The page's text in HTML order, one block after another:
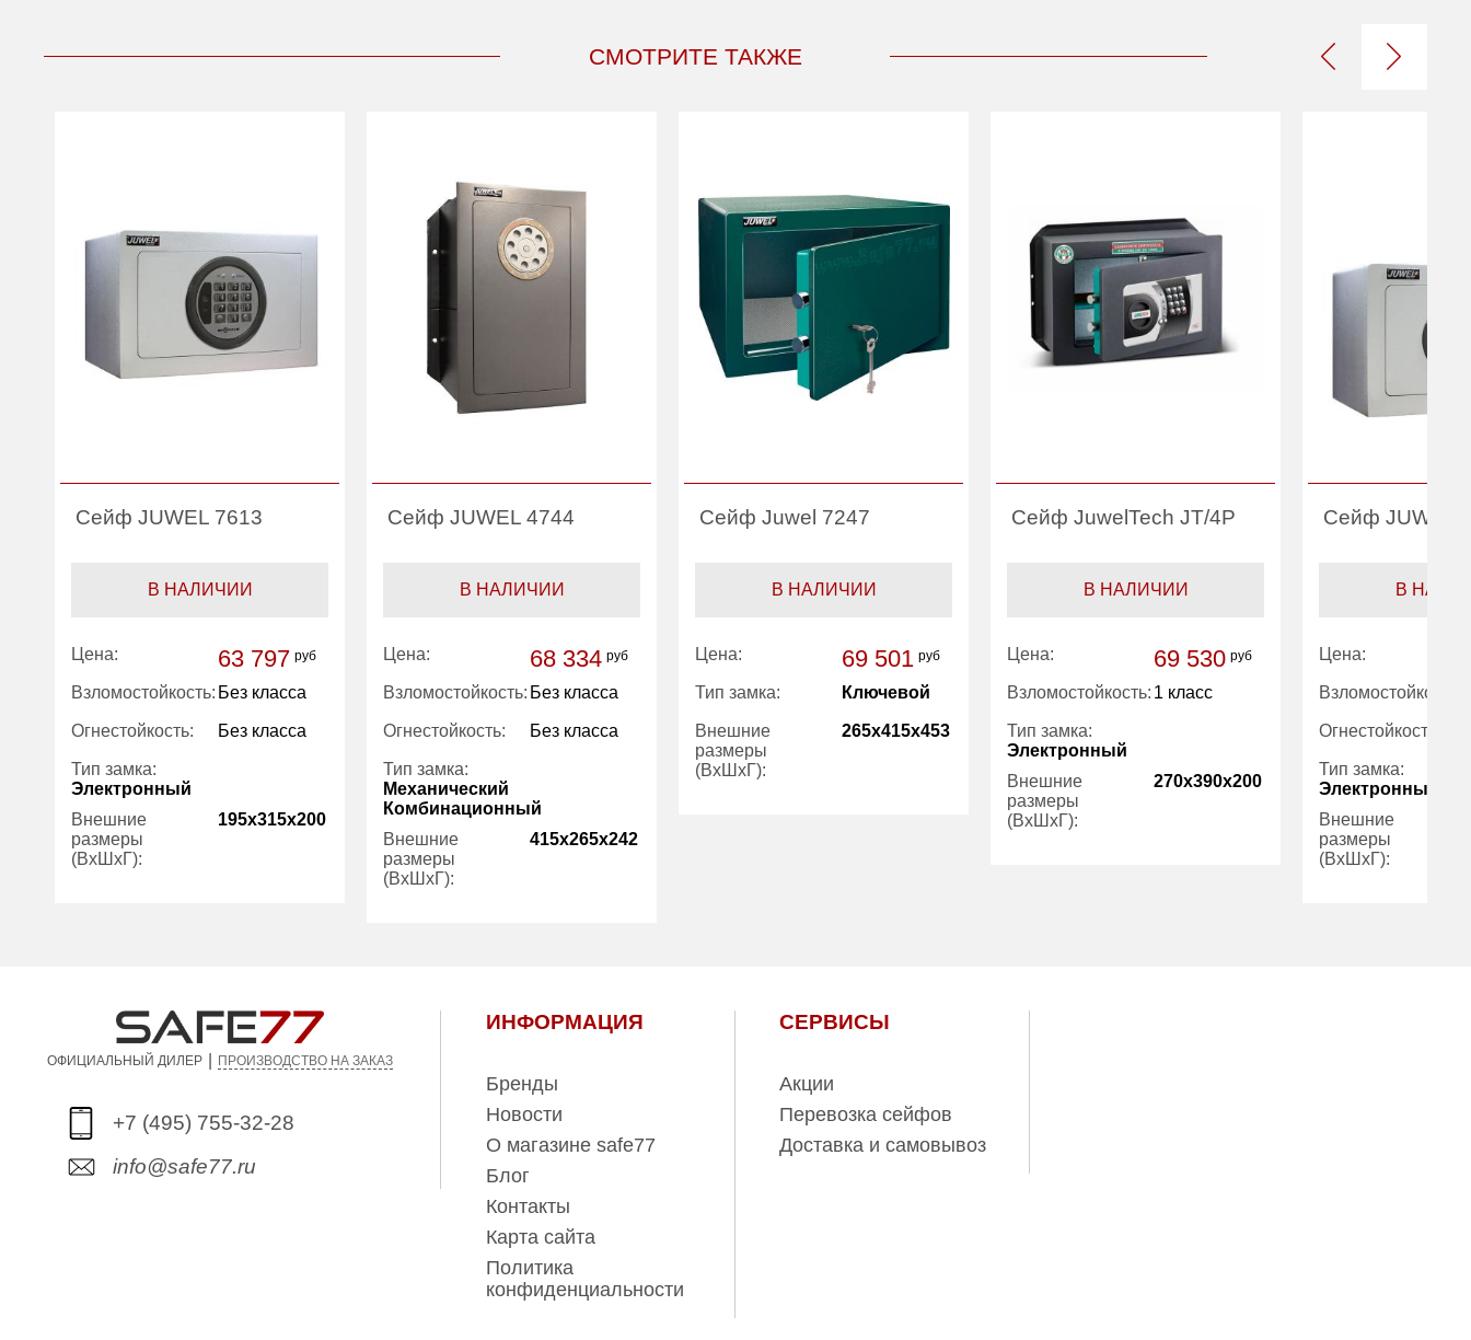
СМОТРИТЕ ТАКЖЕ
Сейф JUWEL 7613
В НАЛИЧИИ
Цена: 63 797 руб
Взломостойкость: Без класса
Огнестойкость: Без класса
Тип замка:
Электронный
Внешние
размеры
(ВхШхГ):
195x315x200
Сейф JUWEL 4744
В НАЛИЧИИ
Цена: 68 334 руб
Взломостойкость: Без класса
Огнестойкость: Без класса
Тип замка:
Механический
Комбинационный
Внешние
размеры
(ВхШхГ):
415x265x242
Сейф Juwel 7247
В НАЛИЧИИ
Цена: 69 501 руб
Тип замка: Ключевой
Внешние
размеры
(ВхШхГ):
265x415x453
Сейф JuwelTech JT/4P
В НАЛИЧИИ
Цена: 69 530 руб
Взломостойкость: 1 класс
Тип замка:
Электронный
Внешние
размеры
(ВхШхГ):
270x390x200
Гарантия:
Сейф JUWEL
В
Цена:
Взломостойкость:
Огнестойкость:
Тип замка:
Электронный
Внешние
размеры
(ВхШхГ):
ОФИЦИАЛЬНЫЙ ДИЛЕР | ПРОИЗВОДСТВО НА ЗАКАЗ
+7 (495) 755-32-28
info@safe77.ru
ИНФОРМАЦИЯ
Бренды
Новости
О магазине safe77
Блог
Контакты
Карта сайта
Политика
конфиденциальности
СЕРВИСЫ
Акции
Перевозка сейфов
Доставка и самовывоз